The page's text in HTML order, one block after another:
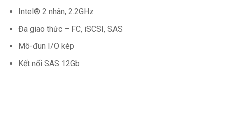
Intel® 2 nhân, 2.2GHz
Đa giao thức – FC, iSCSI, SAS
Mô-đun I/O kép
Kết nối SAS 12Gb